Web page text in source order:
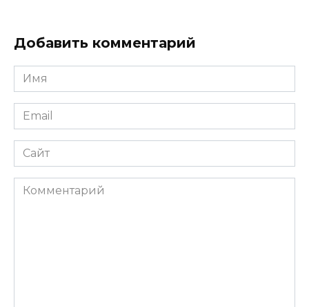
Добавить комментарий
Имя
*
Email
*
Сайт
Комментарий